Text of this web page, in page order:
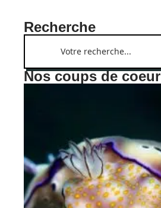
Recherche
Nos coups de coeur